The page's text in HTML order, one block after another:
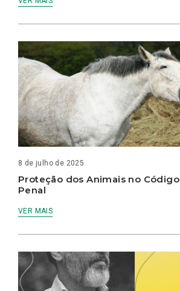
8 de julho de 2025
Proteção dos Animais no Código
Penal
VER MAIS